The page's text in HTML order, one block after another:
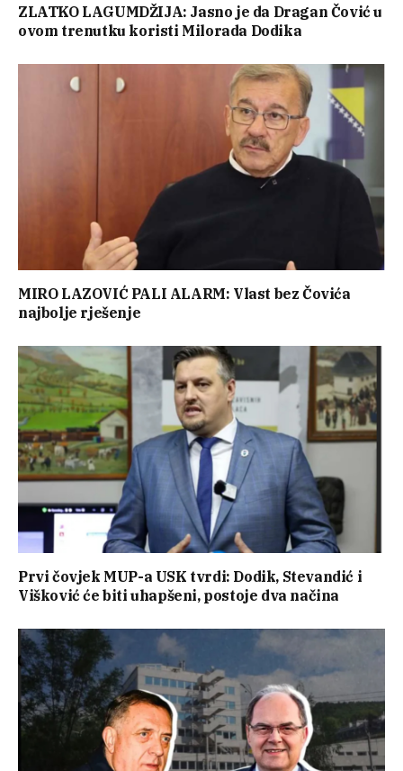
ZLATKO LAGUMDŽIJA: Jasno je da Dragan Čović u
ovom trenutku koristi Milorada Dodika
MIRO LAZOVIĆ PALI ALARM: Vlast bez Čovića
najbolje rješenje
Prvi čovjek MUP-a USK tvrdi: Dodik, Stevandić i
Višković će biti uhapšeni, postoje dva načina